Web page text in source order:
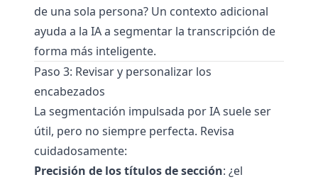
de una sola persona? Un contexto adicional
ayuda a la IA a segmentar la transcripción de
forma más inteligente.
Paso 3: Revisar y personalizar los
encabezados
La segmentación impulsada por IA suele ser
útil, pero no siempre perfecta. Revisa
cuidadosamente:
Precisión de los títulos de sección: ¿el